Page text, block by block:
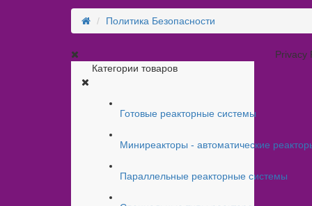
Политика Безопасности
Категории товаров
Готовые реакторные системы
Миниреакторы - автоматические
Параллельные реакторные системы
Privacy